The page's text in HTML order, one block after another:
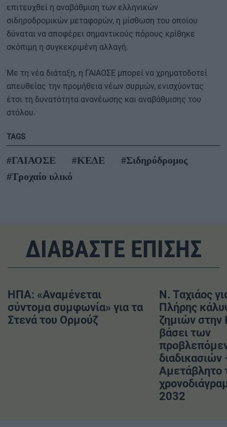
επιτευχθεί η αναβάθμιση των ελληνικών
σιδηροδρομικών μεταφορών, η μίσθωση του οποίου
δύναται να αποφέρει σημαντικούς πόρους κρίθηκε
σκόπιμη η συγκεκριμένη αλλαγή.
Με τη νέα διάταξη, η ΓΑΙΑΟΣΕ μπορεί να χρηματοδοτεί
απευθείας την προμήθεια νέων συρμών, ενισχύοντας
έτσι τη δυνατότητα ανανέωσης και αναβάθμισης του
στόλου.
TAGS
#ΓΑΙΑΟΣΕ #ΚΕΔΕ
#Σιδηρόδρομος
#Τροχαίο υλικό
ΔΙΑΒΑΣΤΕ ΕΠΙΣΗΣ
ΗΠΑ: «Αναμένεται
σύντομα συμφωνία» για τα
Στενά του Ορμούζ
Ν. Ταχιάος
Πλήρης
ζημιών στην
βάσει των
διαδικασιών
Αμετάβλητο
2032